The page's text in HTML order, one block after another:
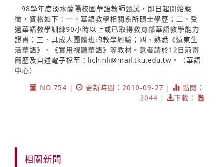
98學年度淡水蘭陽校園華語教師甄試，即日起開始應
徵，資格如下：一、華語教學相關系所碩士學歷；二、受
過華語教學訓練90小時以上或已取得教育部華語教學能力
證書；三、具成人團體班的教學經驗；四、熟悉《遠東生
活華語》、《實用視聽華語》等教材。意者請於12日前寄
簡歷及自述電子檔至：lichinli@mail.tku.edu.tw。（華語
中心）
NO.754 |
更新時間：2010-09-27 |
點閱：
2044 |
下載：
相關新聞